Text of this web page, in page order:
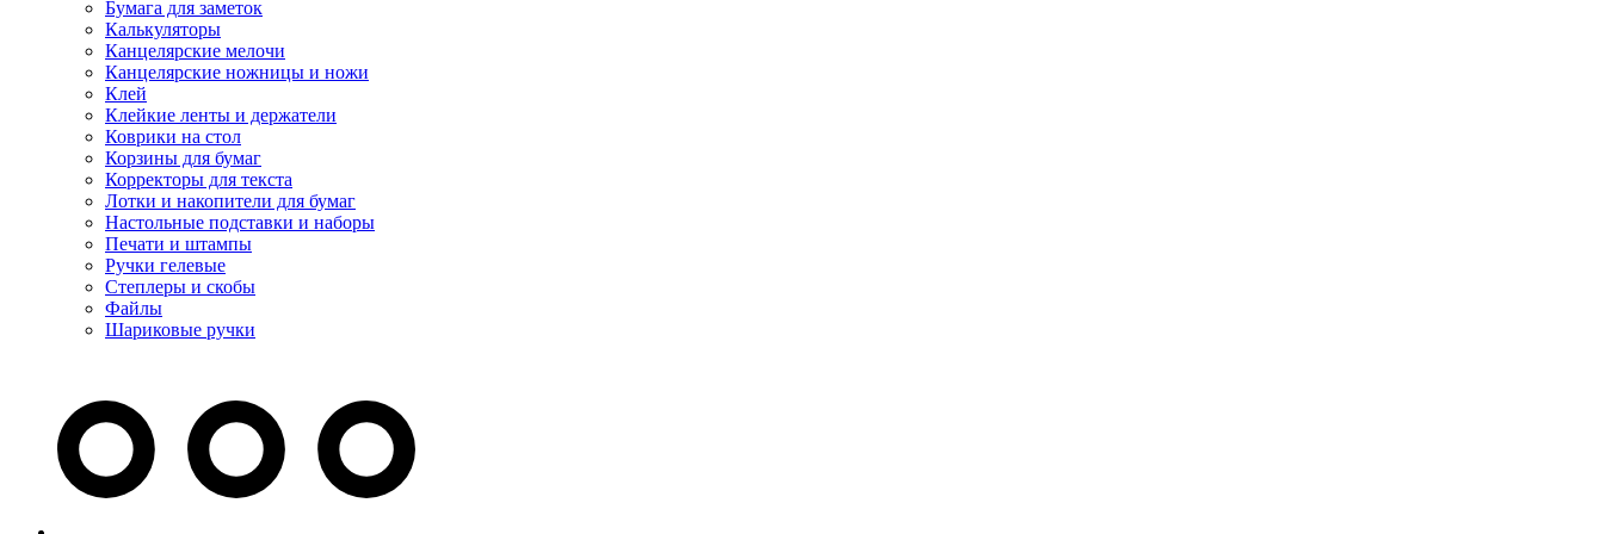
Бумага для заметок
Калькуляторы
Канцелярские мелочи
Канцелярские ножницы и ножи
Клей
Клейкие ленты и держатели
Коврики на стол
Корзины для бумаг
Корректоры для текста
Лотки и накопители для бумаг
Настольные подставки и наборы
Печати и штампы
Ручки гелевые
Степлеры и скобы
Файлы
Шариковые ручки